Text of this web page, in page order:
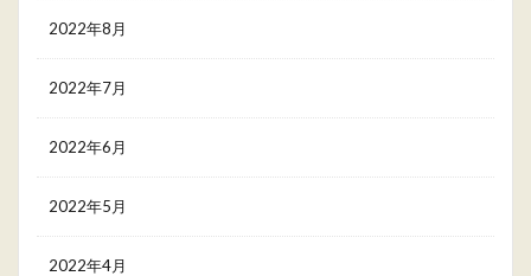
2022年8月
2022年7月
2022年6月
2022年5月
2022年4月